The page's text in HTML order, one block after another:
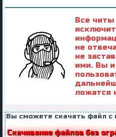
Все читы
не
не
ими. Вы
ложатся
Вы сможете скачать файл с
Скачивание файлов без